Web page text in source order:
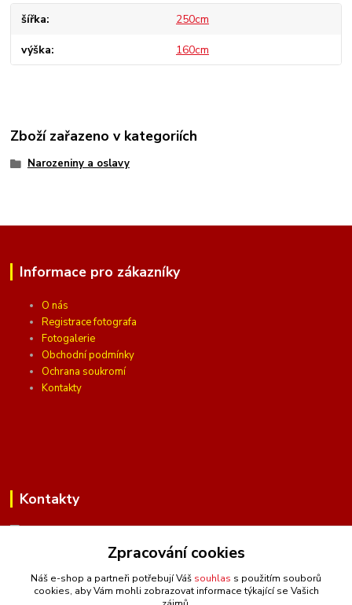
šířka 250cm
výška 160cm
Zboží zařazeno v kategoriích
Narozeniny a oslavy
Informace pro zákazníky
O nás
Registrace fotografa
Fotogalerie
Obchodní podmínky
Ochrana soukromí
Kontakty
Kontakty
(Po-Pá, 10 - 16 hod.)
info@ceskafotopozadi.cz
Zpracování cookies
Náš e-shop a partneři potřebují Váš souhlas s použitím souborů
cookies, aby Vám mohli zobrazovat informace týkající se Vašich